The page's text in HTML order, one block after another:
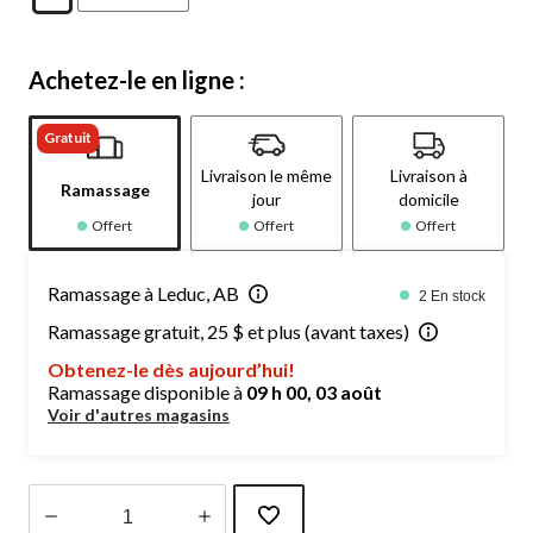
Achetez-le en ligne :
Gratuit
Ramassage
Offert
Livraison le même
jour
Offert
Livraison à
domicile
Offert
Ramassage à Leduc, AB 2 En stock
Ramassage gratuit, 25 $ et plus (avant taxes)
Obtenez-le dès aujourd’hui!
Ramassage disponible à 09 h 00, 03 août
Voir d'autres magasins